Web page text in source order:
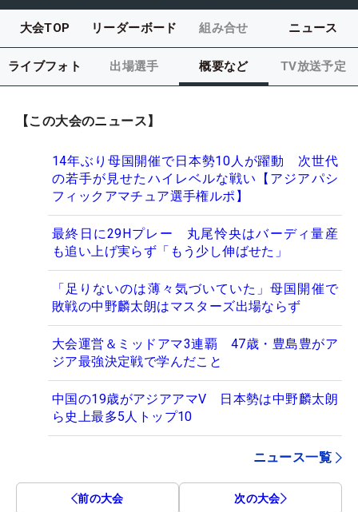
大会TOP リーダーボード 組み合せ ニュース
ライブフォト 出場選手 概要など TV放送予定
【この大会のニュース】
14年ぶり母国開催で日本勢10人が躍動 次世代
の若手が見せたハイレベルな戦い【アジアパシ
フィックアマチュア選手権ルポ】
最終日に29Hプレー 丸尾怜央はバーディ量産
も追い上げ実らず「もう少し伸ばせた」
「足りないのは薄々気づいていた」母国開催で
敗戦の中野麟太朗はマスターズ出場ならず
大会運営＆ミッドアマ3連覇 47歳・豊島豊がア
ジア最強決定戦で学んだこと
中国の19歳がアジアアマV 日本勢は中野麟太朗
ら史上最多5人トップ10
ニュース一覧
前の大会 次の大会